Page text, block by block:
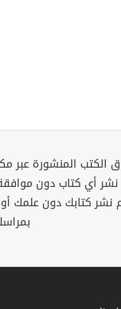
الكتب المنشورة عبر
نشر أي كتاب دون
نشر كتابك دون علمك